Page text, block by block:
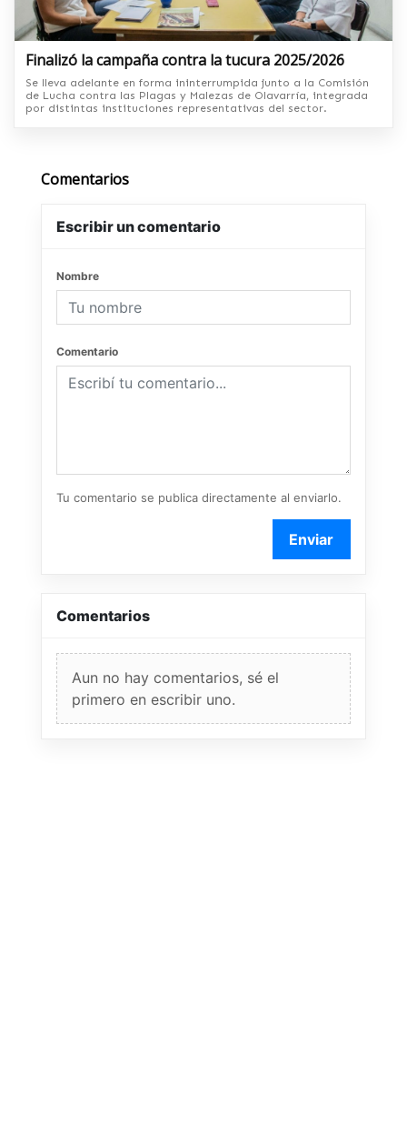
Finalizó la campaña contra la tucura 2025/2026
Se lleva adelante en forma ininterrumpida junto a la Comisión
de Lucha contra las Plagas y Malezas de Olavarría, integrada
por distintas instituciones representativas del sector.
Comentarios
Escribir un comentario
Nombre
Comentario
Tu comentario se publica directamente al enviarlo.
Enviar
Comentarios
Aun no hay comentarios, sé el
primero en escribir uno.